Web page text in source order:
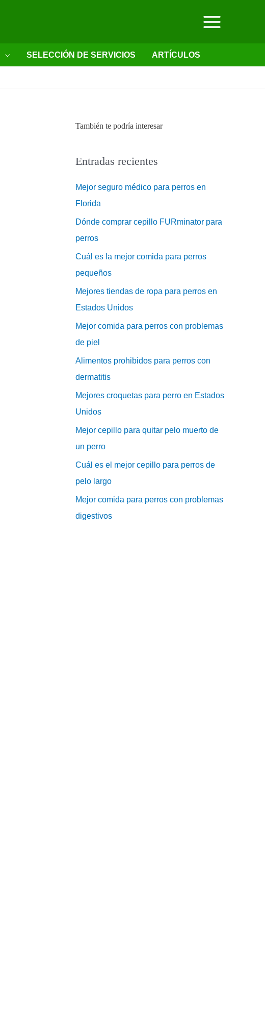
SELECCIÓN DE SERVICIOS ARTÍCULOS
También te podría interesar
Entradas recientes
Mejor seguro médico para perros en
Florida
Dónde comprar cepillo FURminator para
perros
Cuál es la mejor comida para perros
pequeños
Mejores tiendas de ropa para perros en
Estados Unidos
Mejor comida para perros con problemas
de piel
Alimentos prohibidos para perros con
dermatitis
Mejores croquetas para perro en Estados
Unidos
Mejor cepillo para quitar pelo muerto de
un perro
Cuál es el mejor cepillo para perros de
pelo largo
Mejor comida para perros con problemas
digestivos